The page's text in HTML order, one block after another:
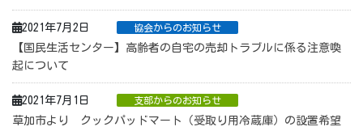
2021年7月2日 協会からのお知らせ
【国民生活センター】高齢者の自宅の売却トラブルに係る注意喚
起について
2021年7月1日 支部からのお知らせ
草加市より クックパッドマート（受取り用冷蔵庫）の設置希望